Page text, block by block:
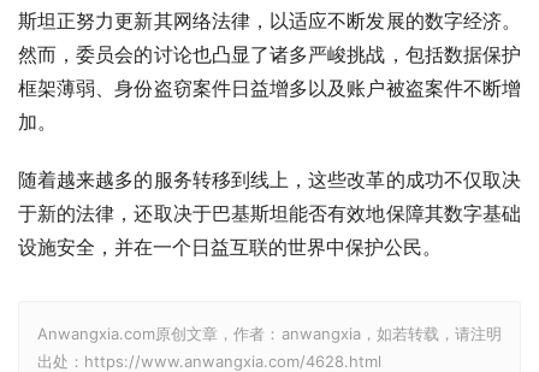
斯坦正努力更新其网络法律，以适应不断发展的数字经济。
然而，委员会的讨论也凸显了诸多严峻挑战，包括数据保护
框架薄弱、身份盗窃案件日益增多以及账户被盗案件不断增
加。
随着越来越多的服务转移到线上，这些改革的成功不仅取决
于新的法律，还取决于巴基斯坦能否有效地保障其数字基础
设施安全，并在一个日益互联的世界中保护公民。
Anwangxia.com原创文章，作者：anwangxia，如若转载，请注明
出处：https://www.anwangxia.com/4628.html